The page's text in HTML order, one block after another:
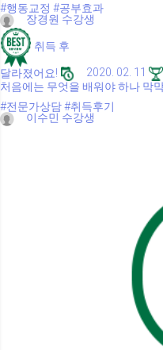
#행동교정 #공부효과
장경원 수강생
취득 후
달라졌어요! 2020. 02. 11
처음에는 무엇을 배워야 하나 막
#전문가상담#취득후기
이수민 수강생